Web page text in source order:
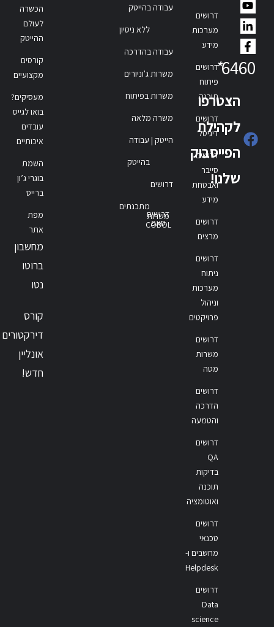
6460
*
הצטרפו
לקהילת
הפייסבוק
שלנו!
דרושים
מערכות
מידע
דרושים
פיתוח
תוכנה
דרושים
דיגיטל
דרושים
סייבר
ואבטחת
מידע
דרושים
מרצים
דרושים
ניתוח
מערכות
וניהול
פרויקטים
דרושים
משרות
מטה
דרושים
הדרכה
והטמעה
דרושים
QA
בדיקות
תוכנה
ואוטומציה
דרושים
טכנאי
מחשבים ו-
Helpdesk
דרושים
Data
science
עבודה בהייטק
ללא ניסיון
עבודה בהדרכה
משרות ג'וניורים
משרות בפיתוח
משרה מלאה
הייטק | עבודה
בהייטק
דרושים
מתכנתים
דרושים
סאפ
משרות
COBOL
הכשרה
לעולם
ההייטק
קורסים
מקצועיים
מעסיקים?
בואו לגייס
עובדים
איכותיים
השמת
בוגרי ג’ון
ברייס
מפת
אתר
מחשבון
ברוטו
נטו
קורס
דירקטורים
אונליין
חדש!